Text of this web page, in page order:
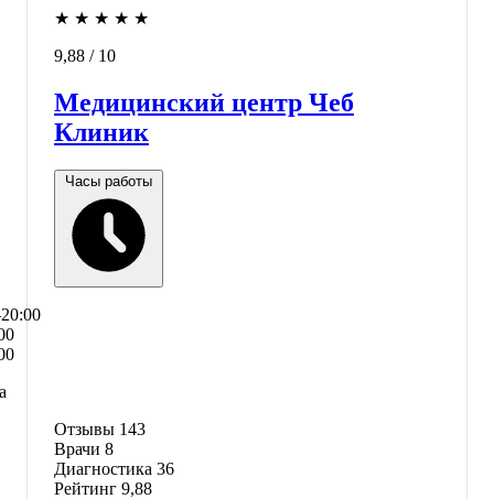
★ ★ ★ ★ ★
9,88 / 10
Медицинский центр Чеб
Клиник
Часы работы
Отзывы 143
Врачи 8
Диагностика 36
Рейтинг 9,88